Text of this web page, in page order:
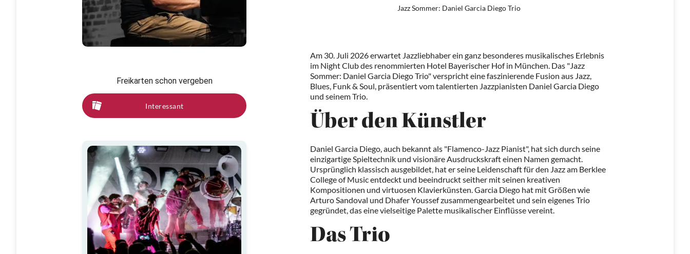
Freikarten schon vergeben
Interessant
Jazz Sommer: Daniel Garcia Diego Trio
Am 30. Juli 2026 erwartet Jazzliebhaber ein ganz besonderes musikalisches Erlebnis
im Night Club des renommierten Hotel Bayerischer Hof in München. Das "Jazz
Sommer: Daniel Garcia Diego Trio" verspricht eine faszinierende Fusion aus Jazz,
Blues, Funk & Soul, präsentiert vom talentierten Jazzpianisten Daniel Garcia Diego
und seinem Trio.
Über den Künstler
Daniel Garcia Diego, auch bekannt als "Flamenco-Jazz Pianist", hat sich durch seine
einzigartige Spieltechnik und visionäre Ausdruckskraft einen Namen gemacht.
Ursprünglich klassisch ausgebildet, hat er seine Leidenschaft für den Jazz am Berklee
College of Music entdeckt und beeindruckt seither mit seinen kreativen
Kompositionen und virtuosen Klavierkünsten. Garcia Diego hat mit Größen wie
Arturo Sandoval und Dhafer Youssef zusammengearbeitet und sein eigenes Trio
gegründet, das eine vielseitige Palette musikalischer Einflüsse vereint.
Das Trio